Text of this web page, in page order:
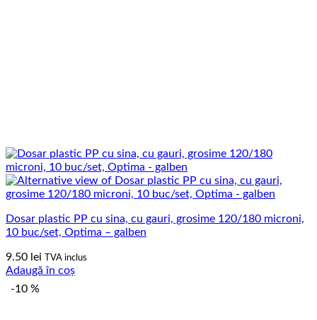
Dosar plastic PP cu sina, cu gauri, grosime 120/180 microni,
10 buc/set, Optima – galben
9.50 lei TVA inclus
Adaugă în coș
-10 %